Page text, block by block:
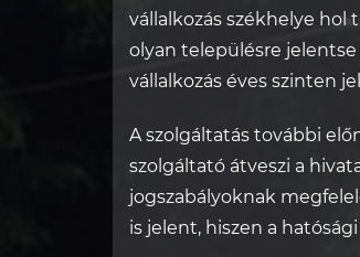
vállalkozás székhelye hol
olyan településre
vállalkozás éves szinten
A szolgáltatás további
szolgáltató átveszi a
jogszabályoknak
is jelent, hiszen a